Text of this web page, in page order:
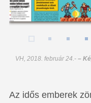
VH, 2018. február 24.-–
Az idős emberek